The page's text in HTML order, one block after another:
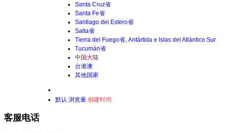
Santa Cruz省
Santa Fe省
Santiago del Estero省
Salta省
Tierra del Fuego省, Antártida e Islas del Atlántico Sur
Tucumán省
中国大陆
台港澳
其他国家
默认 浏览量 创建时间
客服电话